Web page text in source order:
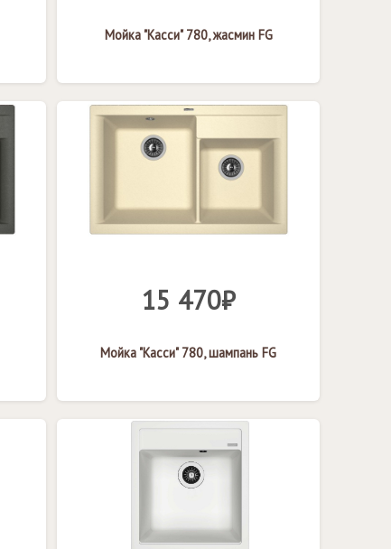
Мойка "Касси" 780, жасмин FG
15 470₽
Мойка "Касси" 780, шампань FG